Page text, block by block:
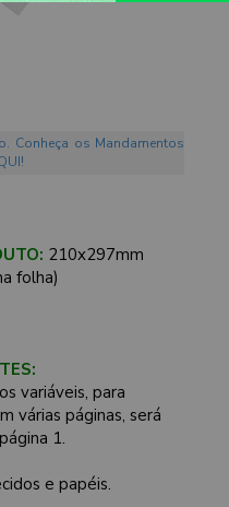
Conheça os Mandamentos
210x297mm
folha)
variáveis, para
várias páginas, será
1.
e papéis.